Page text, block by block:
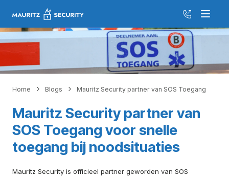
Menu
035 526
Home Blogs Mauritz Security partner van SOS Toegang
Mauritz Security partner van
SOS Toegang voor snelle
toegang bij noodsituaties
Mauritz Security is officieel partner geworden van SOS